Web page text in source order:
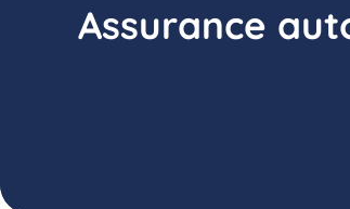
Assurance